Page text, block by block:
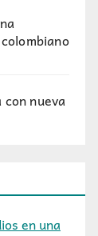
con nueva
en una